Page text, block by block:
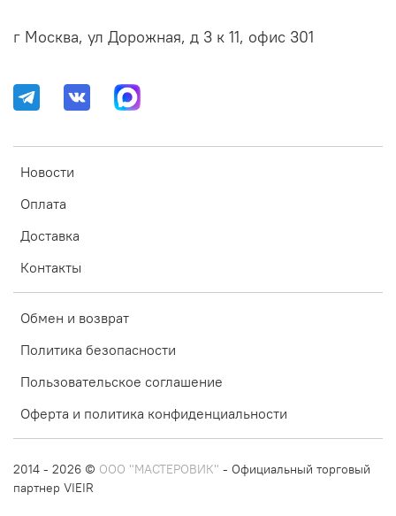
Новости
Оплата
Доставка
Контакты
Обмен и возврат
Политика безопасности
Пользовательское соглашение
Оферта и политика конфиденциальности
г Москва, ул Дорожная, д 3 к 11, офис 301
2014 - 2026 © ООО "МАСТЕРОВИК" - Официальный торговый
партнер VIEIR